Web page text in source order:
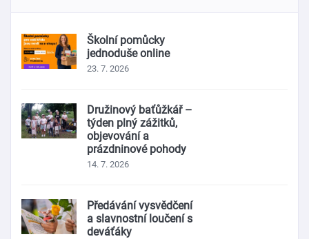
Školní pomůcky
jednoduše online
23. 7. 2026
Družinový baťůžkář –
týden plný zážitků,
objevování a
prázdninové pohody
14. 7. 2026
Předávání vysvědčení
a slavnostní loučení s
deváťáky